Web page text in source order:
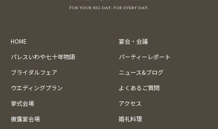
HOME
宴会・会議
パレスいわや七十年物語
パーティーレポート
ブライダルフェア
ニュース&ブログ
ウエディングプラン
よくあるご質問
挙式会場
アクセス
披露宴会場
婚礼料理